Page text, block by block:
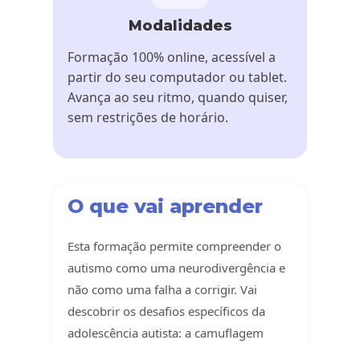
Modalidades
Formação 100% online, acessível a
partir do seu computador ou tablet.
Avança ao seu ritmo, quando quiser,
sem restrições de horário.
O que vai aprender
Esta formação permite compreender o
autismo como uma neurodivergência e
não como uma falha a corrigir. Vai
descobrir os desafios específicos da
adolescência autista: a camuflagem